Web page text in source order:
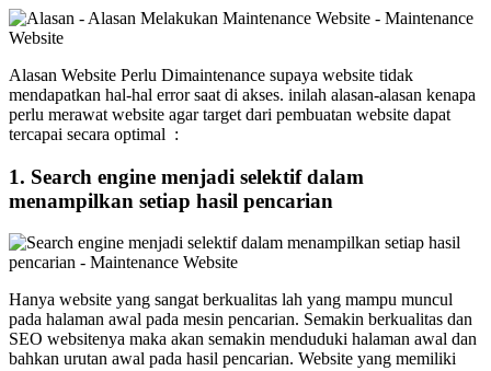
Alasan Website Perlu Dimaintenance supaya website tidak
mendapatkan hal-hal error saat di akses. inilah alasan-alasan kenapa
perlu merawat website agar target dari pembuatan website dapat
tercapai secara optimal :
1. Search engine menjadi selektif dalam
menampilkan setiap hasil pencarian
Hanya website yang sangat berkualitas lah yang mampu muncul
pada halaman awal pada mesin pencarian. Semakin berkualitas dan
SEO websitenya maka akan semakin menduduki halaman awal dan
bahkan urutan awal pada hasil pencarian. Website yang memiliki